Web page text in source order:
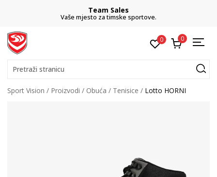
Team Sales
Vaše mjesto za timske sportove.
0 0
Pretraži stranicu
Sport Vision Proizvodi Obuća Tenisice Lotto HORNI